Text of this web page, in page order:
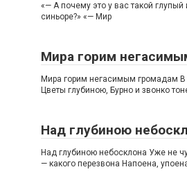
«— А почему это у вас такой глупый
синьоре?» «— Мир
Мира горим
Мира горим негасимым громадам В
Цветы глубиною, Бурно и звонко
Над глубиною
Над глубиною небосклона Уже не
— какого перезвона Напоена,